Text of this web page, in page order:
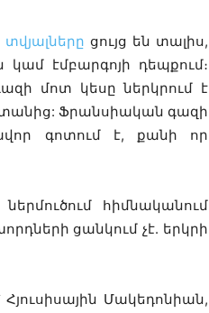
ցույց են տալիս,
էմբարգոյի դեպքում։
մոտ կեսը ներկրում է
Ֆրանսիական գազի
գոտում է, քանի որ
հիմնականում
ցանկում չէ. երկրի
Մակեդոնիան,